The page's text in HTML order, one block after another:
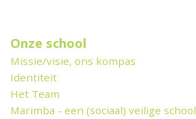
Onze school
Missie/visie, ons kompas
Identiteit
Het Team
Marimba - een (sociaal) veilige school